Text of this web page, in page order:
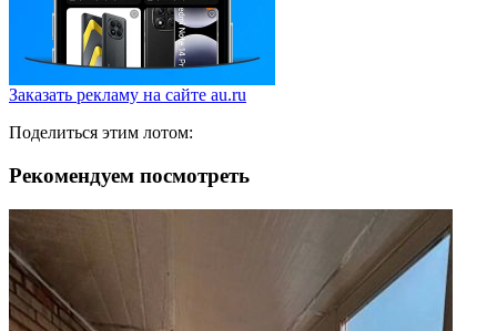
Заказать рекламу на сайте au.ru
Поделиться этим лотом:
Рекомендуем посмотреть